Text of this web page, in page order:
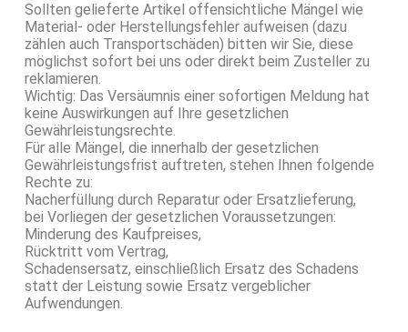
Sollten gelieferte Artikel offensichtliche Mängel wie
Material- oder Herstellungsfehler aufweisen (dazu
zählen auch Transportschäden) bitten wir Sie, diese
möglichst sofort bei uns oder direkt beim Zusteller zu
reklamieren.
Wichtig: Das Versäumnis einer sofortigen Meldung hat
keine Auswirkungen auf Ihre gesetzlichen
Gewährleistungsrechte.
Für alle Mängel, die innerhalb der gesetzlichen
Gewährleistungsfrist auftreten, stehen Ihnen folgende
Rechte zu:
Nacherfüllung durch Reparatur oder Ersatzlieferung,
bei Vorliegen der gesetzlichen Voraussetzungen:
Minderung des Kaufpreises,
Rücktritt vom Vertrag,
Schadensersatz, einschließlich Ersatz des Schadens
statt der Leistung sowie Ersatz vergeblicher
Aufwendungen.